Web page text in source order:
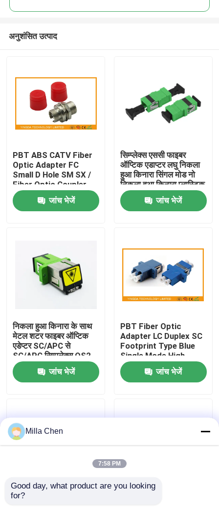
उत्पादों
कारखाना भ्रमण
गुणवत्ता नियंत्रण
संपर्क करें
मामलों
अनुशंसित उत्पाद
PBT ABS CATV Fiber
Optic Adapter FC
Small D Hole SM SX /
Fiber Optic Coupler
जांच भेजें
सिम्प्लेक्स एससी फाइबर
ऑप्टिक एडाप्टर लघु निकला
हुआ किनारा सिंगल मोड नो
निकला हुआ किनारा प्लास्टिक
युग्मक
जांच भेजें
निकला हुआ किनारा के साथ
मेटल शटर फाइबर ऑप्टिक
एडेप्टर SC/APC से
SC/APC सिम्पलेक्स OS2
सिंगल मोड
जांच भेजें
PBT Fiber Optic
Adapter LC Duplex SC
Footprint Type Blue
Single Mode High
Density
जांच भेजें
Blue Fiber Test ST /
Milla Chen
7:58 PM
Good day, what product are you looking
for?